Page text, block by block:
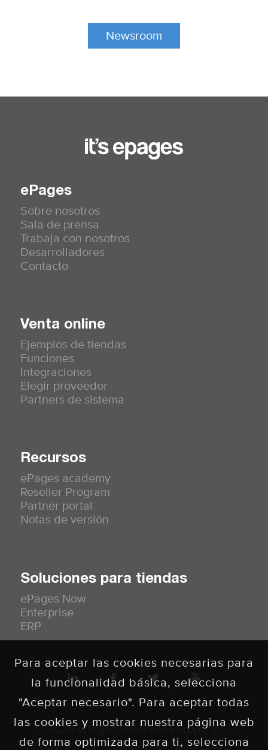
Newsroom
ePages
Sobre nosotros
Sala de prensa
Trabaja con nosotros
Desarrolladores
Contacto
Venta online
Ejemplos de tiendas
Funciones
Integraciones
Elegir proveedor
Partners de sistema
Recursos
ePages academy
Reseller Program
Partner portal
Notas de versión
Soluciones para tiendas
ePages Now
Enterprise
ERP
© 2026 ePages Southern Europe S.L. ·
Para aceptar las cookies necesarias para
la funcionalidad básica, selecciona
"Aceptar necesario". Para aceptar todas
las cookies y mostrar nuestra página web
de forma optimizada para ti, selecciona